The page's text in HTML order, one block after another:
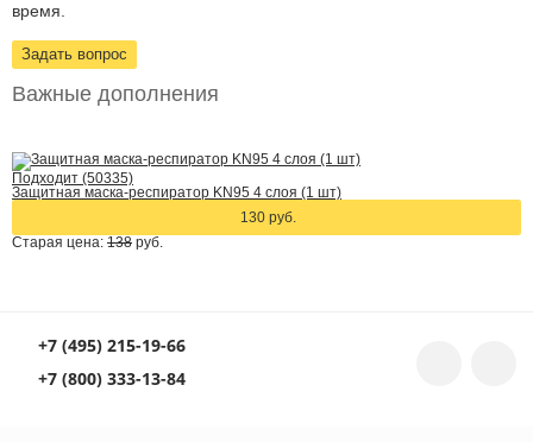
время.
Задать вопрос
Важные дополнения
Подходит (50335)
Защитная маска-респиратор KN95 4 слоя (1 шт)
130 руб.
Старая цена: 138 руб.
+7 (495) 215-19-66
+7 (800) 333-13-84